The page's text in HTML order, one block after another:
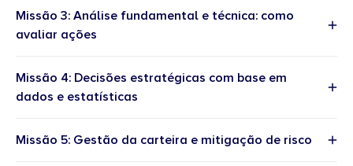
Missão 3: Análise fundamental e técnica: como
avaliar ações
Missão 4: Decisões estratégicas com base em
dados e estatísticas
Missão 5: Gestão da carteira e mitigação de risco